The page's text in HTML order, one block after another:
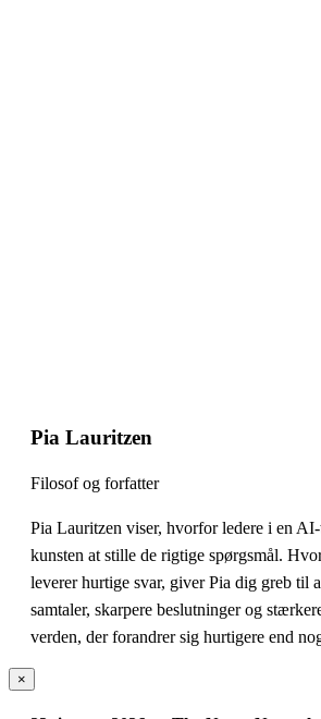
Pia Lauritzen
Filosof og forfatter
Pia Lauritzen viser, hvorfor ledere i en
kunsten at stille de rigtige spørgsmål.
leverer hurtige svar, giver Pia dig greb til
samtaler, skarpere beslutninger og
verden, der forandrer sig hurtigere end
×